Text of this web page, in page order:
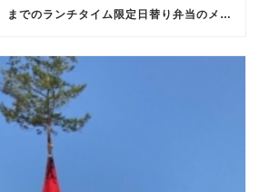
8/3（月）～8（土）までのランチタイム限定日替り弁当のメインメニュー